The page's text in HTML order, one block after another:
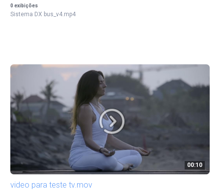
0 exibições
Sistema DX bus_v4.mp4
00:10
video para teste tv.mov